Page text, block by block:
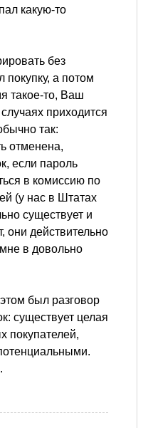
какую-то
без
а потом
такое-то, Ваш
приходится
так:
отменена,
если пароль
в комиссию по
(у нас в Штатах
существует и
они действительно
в довольно
был разговор
существует целая
покупателей,